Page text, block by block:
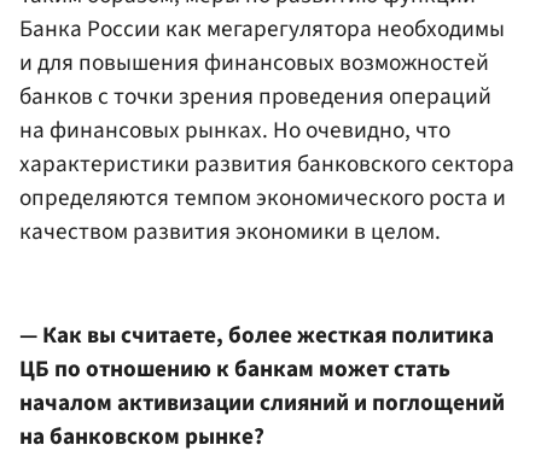
Банка России как мегарегулятора необходимы
и для повышения финансовых возможностей
банков с точки зрения проведения операций
на финансовых рынках. Но очевидно, что
характеристики развития банковского сектора
определяются темпом экономического роста и
качеством развития экономики в целом.
— Как вы считаете, более жесткая политика
ЦБ по отношению к банкам может стать
началом активизации слияний и поглощений
на банковском рынке?